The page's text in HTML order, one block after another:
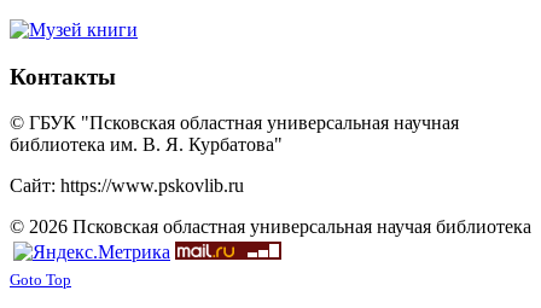
Контакты
© ГБУК "Псковская областная универсальная научная
библиотека им. В. Я. Курбатова"
Сайт: https://www.pskovlib.ru
© 2026 Псковская областная универсальная научая библиотека
Goto Top